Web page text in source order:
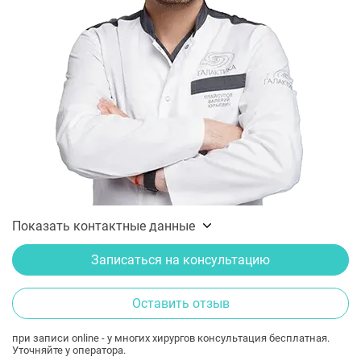
Показать контактные данные
Записаться на консультацию
Оставить отзыв
при записи online - у многих хирургов консультация бесплатная.
Уточняйте у оператора.